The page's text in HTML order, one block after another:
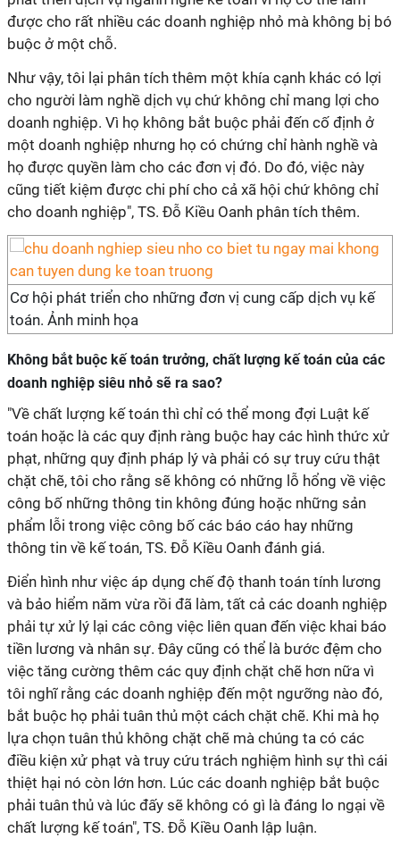
được cho rất nhiều các doanh nghiệp nhỏ mà không bị bó
buộc ở một chỗ.
Như vậy, tôi lại phân tích thêm một khía cạnh khác có lợi
cho người làm nghề dịch vụ chứ không chỉ mang lợi cho
doanh nghiệp. Vì họ không bắt buộc phải đến cố định ở
một doanh nghiệp nhưng họ có chứng chỉ hành nghề và
họ được quyền làm cho các đơn vị đó. Do đó, việc này
cũng tiết kiệm được chi phí cho cả xã hội chứ không chỉ
cho doanh nghiệp", TS. Đỗ Kiều Oanh phân tích thêm.
Cơ hội phát triển cho những đơn vị cung cấp dịch vụ kế
toán. Ảnh minh họa
Không bắt buộc kế toán trưởng, chất lượng kế toán của các
doanh nghiệp siêu nhỏ sẽ ra sao?
"Về chất lượng kế toán thì chỉ có thể mong đợi Luật kế
toán hoặc là các quy định ràng buộc hay các hình thức xử
phạt, những quy định pháp lý và phải có sự truy cứu thật
chặt chẽ, tôi cho rằng sẽ không có những lỗ hổng về việc
công bố những thông tin không đúng hoặc những sản
phẩm lỗi trong việc công bố các báo cáo hay những
thông tin về kế toán, TS. Đỗ Kiều Oanh đánh giá.
Điển hình như việc áp dụng chế độ thanh toán tính lương
và bảo hiểm năm vừa rồi đã làm, tất cả các doanh nghiệp
phải tự xử lý lại các công việc liên quan đến việc khai báo
tiền lương và nhân sự. Đây cũng có thể là bước đệm cho
việc tăng cường thêm các quy định chặt chẽ hơn nữa vì
tôi nghĩ rằng các doanh nghiệp đến một ngưỡng nào đó,
bắt buộc họ phải tuân thủ một cách chặt chẽ. Khi mà họ
lựa chọn tuân thủ không chặt chẽ mà chúng ta có các
điều kiện xử phạt và truy cứu trách nghiệm hình sự thì cái
thiệt hại nó còn lớn hơn. Lúc các doanh nghiệp bắt buộc
phải tuân thủ và lúc đấy sẽ không có gì là đáng lo ngại về
chất lượng kế toán", TS. Đỗ Kiều Oanh lập luận.